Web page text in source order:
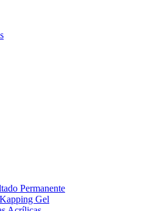
Permanente
Gel